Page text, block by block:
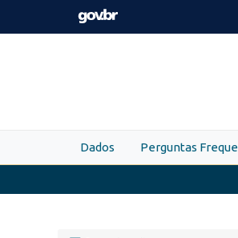
Skip to main content
Dados Perguntas